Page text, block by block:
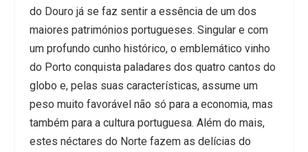
do Douro já se faz sentir a essência de um dos
maiores patrimónios portugueses. Singular e com
um profundo cunho histórico, o emblemático vinho
do Porto conquista paladares dos quatro cantos do
globo e, pelas suas características, assume um
peso muito favorável não só para a economia, mas
também para a cultura portuguesa. Além do mais,
estes néctares do Norte fazem as delícias do